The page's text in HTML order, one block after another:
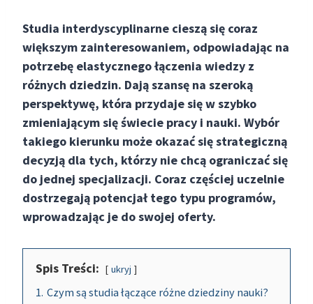
Studia interdyscyplinarne cieszą się coraz
większym zainteresowaniem, odpowiadając na
potrzebę elastycznego łączenia wiedzy z
różnych dziedzin. Dają szansę na szeroką
perspektywę, która przydaje się w szybko
zmieniającym się świecie pracy i nauki. Wybór
takiego kierunku może okazać się strategiczną
decyzją dla tych, którzy nie chcą ograniczać się
do jednej specjalizacji. Coraz częściej uczelnie
dostrzegają potencjał tego typu programów,
wprowadzając je do swojej oferty.
Spis Treści: ukryj
1. Czym są studia łączące różne dziedziny nauki?